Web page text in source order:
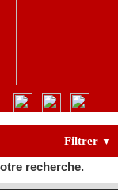
Filtrer ▼
recherche.